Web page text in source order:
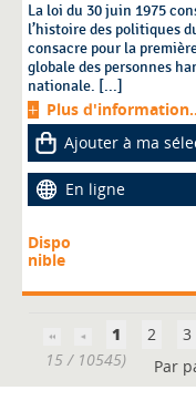
La loi du 30 juin 1975
l’histoire des politiques
consacre pour la
globale des personnes
nationale. [...]
Plus
Ajouter à ma
En ligne
Dispo
nible
1 2 3
15 / 10545)
Par